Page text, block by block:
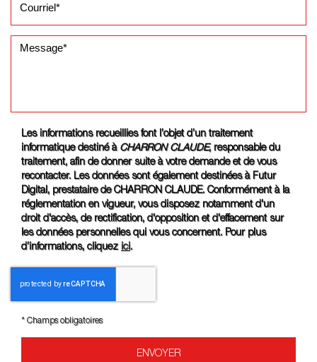
Les informations recueillies font l’objet d’un traitement
informatique destiné à
CHARRON CLAUDE, responsable du
traitement, afin de donner suite à votre demande et de vous
recontacter. Les données sont également destinées à Futur
Digital, prestataire de CHARRON CLAUDE. Conformément à la
réglementation en vigueur, vous disposez notamment d'un
droit d'accès, de rectification, d'opposition et d'effacement sur
les données personnelles qui vous concernent. Pour plus
d’informations, cliquez ici.
*Champs obligatoires